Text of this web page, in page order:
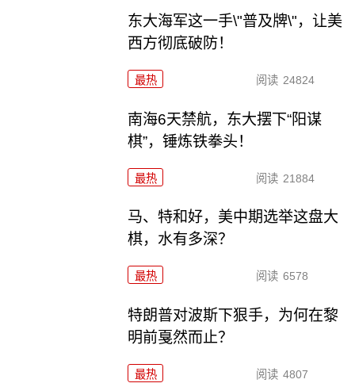
东大海军这一手\"普及牌\"，让美
西方彻底破防！
最热 阅读 24824
南海6天禁航，东大摆下“阳谋
棋”，锤炼铁拳头！
最热 阅读 21884
马、特和好，美中期选举这盘大
棋，水有多深？
最热 阅读 6578
特朗普对波斯下狠手，为何在黎
明前戛然而止？
最热 阅读 4807